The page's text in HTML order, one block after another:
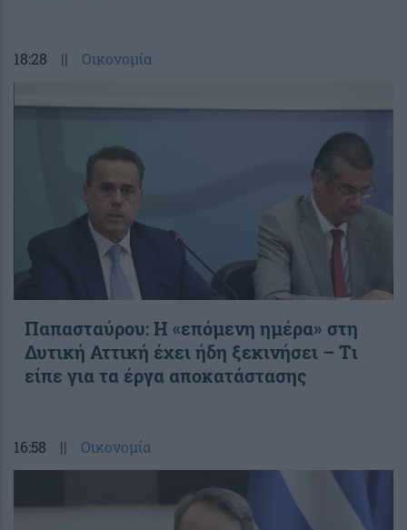
18:28 || Οικονομία
Παπασταύρου: Η «επόμενη ημέρα» στη
Δυτική Αττική έχει ήδη ξεκινήσει – Tι
είπε για τα έργα αποκατάστασης
16:58 || Οικονομία